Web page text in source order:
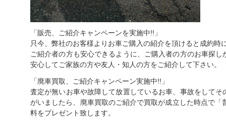
「販売、ご紹介キャンペーンを実施中!!」
只今、弊社のお客様よりお車ご購入の紹介を頂けると成約
ご紹介者の方も安心できるように、ご購入者の方のお車探
安心してご家族の方や友人・知人の方をご紹介して下さい。
「廃車買取、ご紹介キャンペーン実施中!!」
査定が無いお車や故障して放置しているお車、事故をして
がいましたら、廃車買取のご紹介で買取が成立した時点で
料をプレゼント致します。